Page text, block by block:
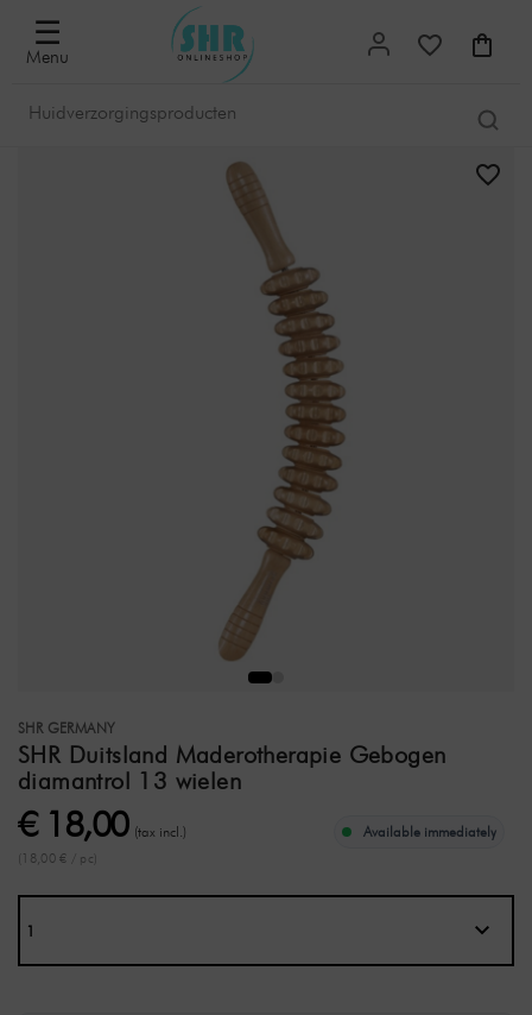
☰
Menu
SHR GERMANY
SHR Duitsland Maderotherapie Gebogen
diamantrol 13 wielen
€ 18,00 (tax incl.)
(18,00 € / pc)
Available immediately